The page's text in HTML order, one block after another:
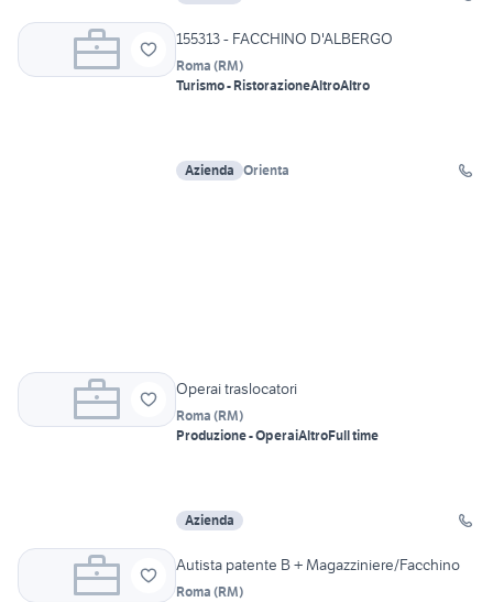
155313 - FACCHINO D'ALBERGO
Roma (RM)
Turismo - RistorazioneAltroAltro
Azienda Orienta
Operai traslocatori
Roma (RM)
Produzione - OperaiAltroFull time
Azienda
Autista patente B + Magazziniere/Facchino
Roma (RM)